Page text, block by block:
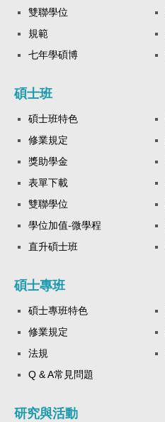
雙聯學位
規範
七年學碩博
碩士班
碩士班特色
修業規定
獎助學金
表單下載
雙聯學位
學位加值-微學程
直升碩士班
碩士專班
碩士專班特色
修業規定
法規
Q & A常見問題
研究與活動